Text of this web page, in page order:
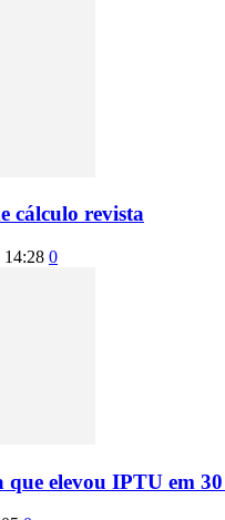
cálculo revista
14:28 0
elevou IPTU em